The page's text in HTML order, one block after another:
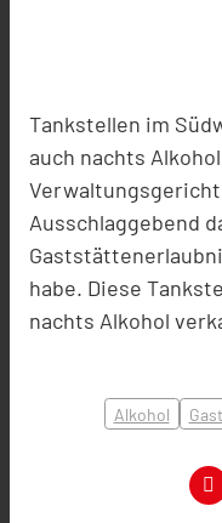
Tankstellen im
auch nachts
Ausschlaggebend
habe. Diese
nachts Alkohol
Alkohol